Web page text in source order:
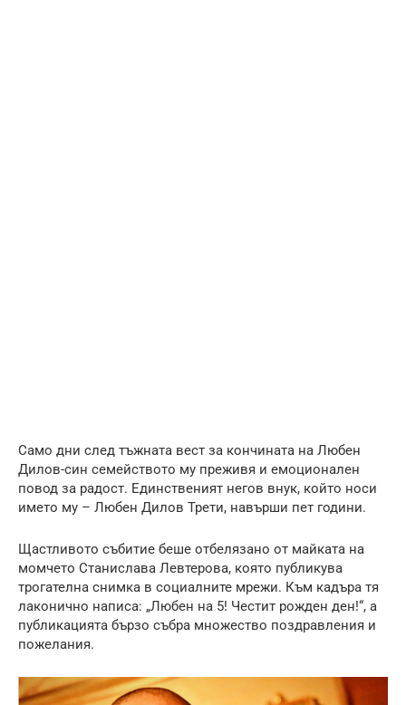
Само дни след тъжната вест за кончината на Любен
Дилов-син семейството му преживя и емоционален
повод за радост. Единственият негов внук, който носи
името му – Любен Дилов Трети, навърши пет години.
Щастливото събитие беше отбелязано от майката на
момчето Станислава Левтерова, която публикува
трогателна снимка в социалните мрежи. Към кадъра тя
лаконично написа: „Любен на 5! Честит рожден ден!“, а
публикацията бързо събра множество поздравления и
пожелания.